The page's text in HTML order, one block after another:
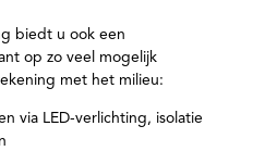
biedt u ook een
op zo veel mogelijk
met het milieu:
via LED-verlichting, isolatie